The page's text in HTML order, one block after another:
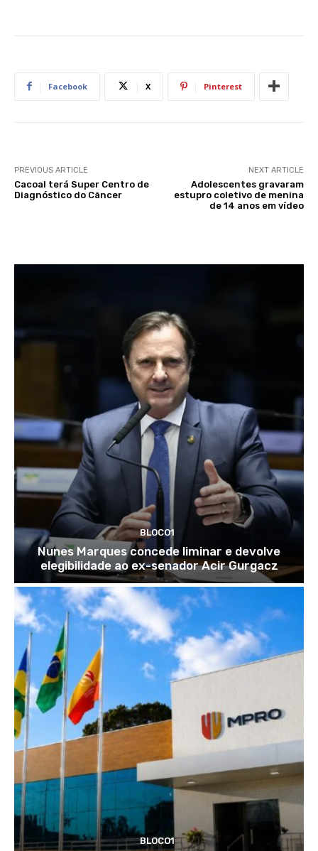
Facebook X Pinterest
PREVIOUS ARTICLE
Cacoal terá Super Centro de
Diagnóstico do Câncer
NEXT ARTICLE
Adolescentes gravaram
estupro coletivo de menina
de 14 anos em vídeo
BLOCO1
Nunes Marques concede liminar e devolve
elegibilidade ao ex-senador Acir Gurgacz
BLOCO1